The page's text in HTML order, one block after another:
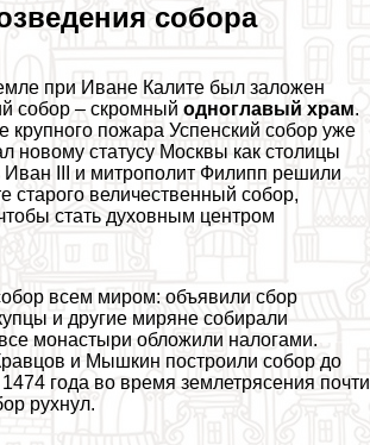
собора
при Иване Калите был заложен
собор – скромный одноглавый храм.
крупного пожара Успенский собор уже
новому статусу Москвы как столицы
Иван III и митрополит Филипп решили
старого величественный собор,
стать духовным центром
всем миром: объявили сбор
и другие миряне собирали
монастыри обложили налогами.
и Мышкин построили собор до
года во время землетрясения почти
рухнул.